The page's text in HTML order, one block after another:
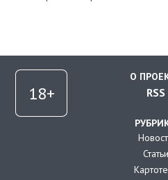
О
RSS
Статьи